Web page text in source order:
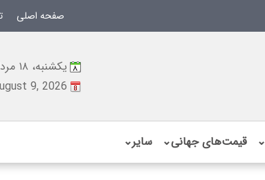
صفحه اصلی
یکشنبه، ۱۸ مرداد ۱۴۰۵
9, 2026
⌄ قیمت‌های جهانی⌄ سایر⌄